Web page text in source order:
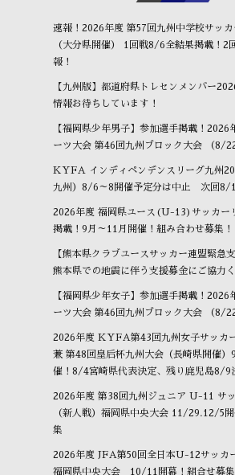
速報！2026年度 第57回九州中学校サッ
（大分県開催） 1回戦8/6全結果掲載！2
報！
【九州版】都道府県トレセンメンバー
情報お待ちしています！
【福岡県少年男子】参加選手掲載！2026
ーツ大会 第46回九州ブロック大会 （8/
KYFA インディペンデンスリーグ九州
九州）8/6～8開催予定分は中止 次回8/
2026年度 福岡県ユース(U-13)サッカ
掲載！9月～11月開催！組み合わせ募集！
【熊本県クラブユースサッカー連盟緊急
熊本県での地震に伴う支援募金にご協力
【福岡県少年女子】参加選手掲載！2026
ーツ大会 第46回九州ブロック大会 （8/
2026年度 KYFA第43回九州女子サッカ
兼 第48回皇后杯九州大会（長崎県開催
催！8/4宮崎県代表決定、残り鹿児島8/9
2026年度 第38回九州ジュニア U-11 サ
（新人戦）福岡県中央大会 11/29.12/5
集
2026年度 JFA第50回全日本U-12サッカ
福岡県中央大会 10/11開幕！組合せ募集